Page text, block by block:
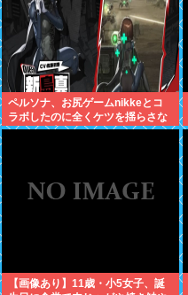
ペルソナ、お尻ゲームnikkeとコ
ラボしたのに全くケツを揺らさな
いため炎上
【画像あり】11歳・小5女子、誕